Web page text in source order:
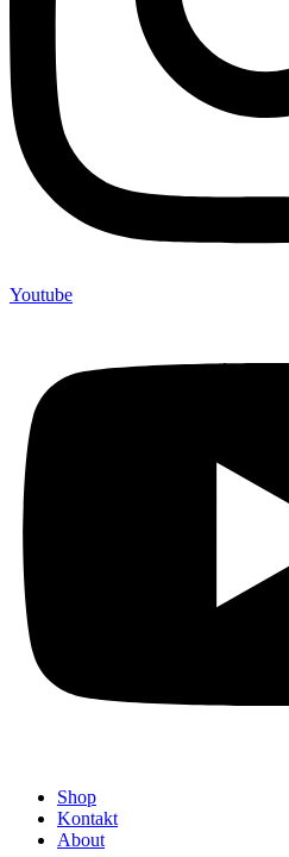
Youtube
Shop
Kontakt
About